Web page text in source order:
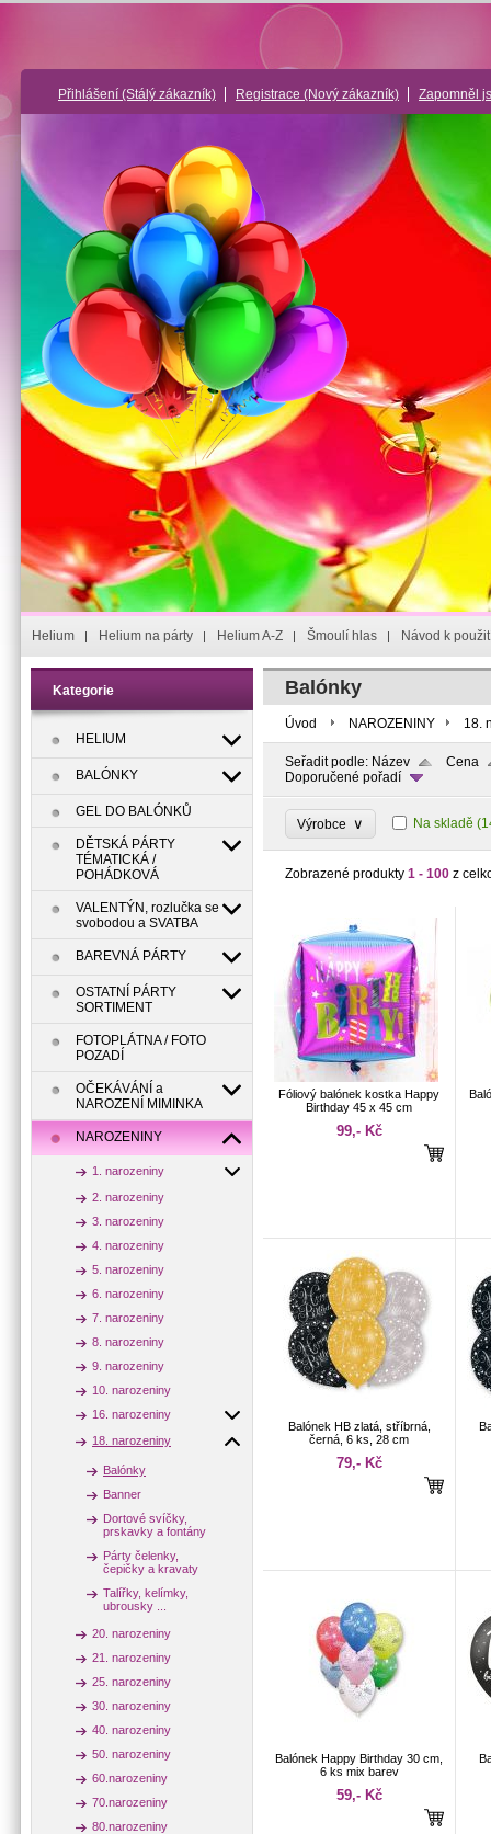
Přihlášení (Stálý zákazník) Registrace (Nový zákazník) Zapomněl
Helium Helium na párty Helium A-Z Šmoulí hlas Návod k
Kategorie
HELIUM
BALÓNKY
GEL DO BALÓNKŮ
DĚTSKÁ PÁRTY
TÉMATICKÁ /
POHÁDKOVÁ
VALENTÝN, rozlučka se
svobodou a SVATBA
BAREVNÁ PÁRTY
OSTATNÍ PÁRTY
SORTIMENT
FOTOPLÁTNA / FOTO
POZADÍ
OČEKÁVÁNÍ a
NAROZENÍ MIMINKA
NAROZENINY
1. narozeniny
2. narozeniny
3. narozeniny
4. narozeniny
5. narozeniny
6. narozeniny
7. narozeniny
8. narozeniny
9. narozeniny
10. narozeniny
16. narozeniny
18. narozeniny
Balónky
Banner
Dortové svíčky,
prskavky a fontány
Párty čelenky,
čepičky a kravaty
Talířky, kelímky,
ubrousky ...
20. narozeniny
21. narozeniny
25. narozeniny
30. narozeniny
40. narozeniny
50. narozeniny
60.narozeniny
70.narozeniny
80.narozeniny
Balónky
Úvod NAROZENINY 18.
Seřadit podle: Název
Cena
Doporučené pořadí
Výrobce ∨ Na skladě
Zobrazené produkty 1 - 100 z
Fóliový balónek kostka Happy
Birthday 45 x 45 cm
99,- Kč
Balónek HB zlatá, stříbrná,
černá, 6 ks, 28 cm
79,- Kč
Balónek Happy Birthday 30 cm,
6 ks mix barev
59,- Kč